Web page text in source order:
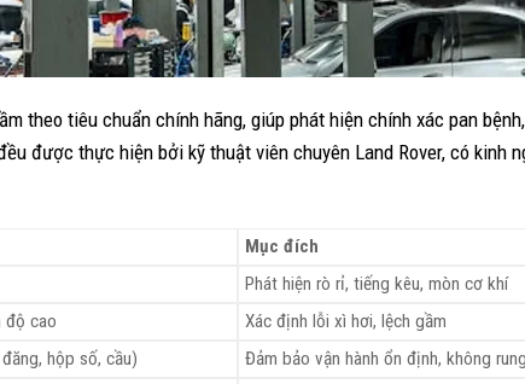
theo tiêu chuẩn chính hãng, giúp phát hiện chính xác pan
được thực hiện bởi kỹ thuật viên chuyên Land Rover, có kinh
Mục đích
Phát hiện rò rỉ, tiếng kêu, mòn cơ khí
độ cao
Xác định lỗi xì hơi, lệch gầm
hộp số, cầu)
Đảm bảo vận hành ổn định, không